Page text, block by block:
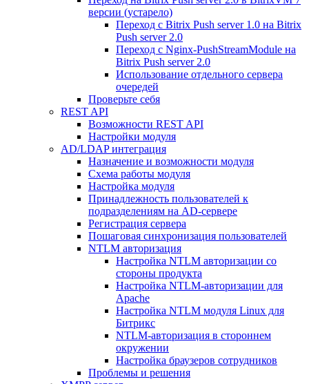
версии (устарело)
Переход с Bitrix Push server 1.0 на Bitrix
Push server 2.0
Переход с Nginx-PushStreamModule на
Bitrix Push server 2.0
Использование отдельного сервера
очередей
Проверьте себя
REST API
Возможности REST API
Настройки модуля
AD/LDAP интеграция
Назначение и возможности модуля
Схема работы модуля
Настройка модуля
Принадлежность пользователей к
подразделениям на AD-сервере
Регистрация сервера
Пошаговая синхронизация пользователей
NTLM авторизация
Настройка NTLM авторизации со
стороны продукта
Настройка NTLM-авторизации для
Apache
Настройка NTLM модуля Linux для
Битрикс
NTLM-авторизация в стороннем
окружении
Настройка браузеров сотрудников
Проблемы и решения